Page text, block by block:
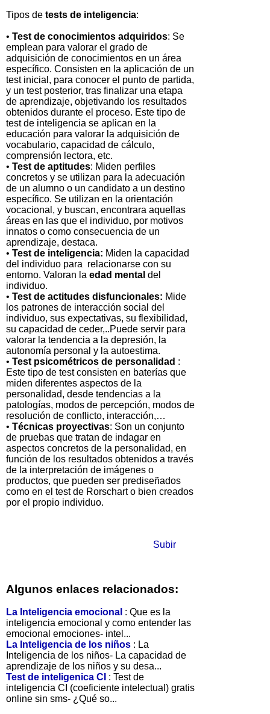
Tipos de tests de inteligencia:
• Test de conocimientos adquiridos: Se
emplean para valorar el grado de
adquisición de conocimientos en un área
específico. Consisten en la aplicación de un
test inicial, para conocer el punto de partida,
y un test posterior, tras finalizar una etapa
de aprendizaje, objetivando los resultados
obtenidos durante el proceso. Este tipo de
test de inteligencia se aplican en la
educación para valorar la adquisición de
vocabulario, capacidad de cálculo,
comprensión lectora, etc.
• Test de aptitudes: Miden perfiles
concretos y se utilizan para la adecuación
de un alumno o un candidato a un destino
específico. Se utilizan en la orientación
vocacional, y buscan, encontrara aquellas
áreas en las que el individuo, por motivos
innatos o como consecuencia de un
aprendizaje, destaca.
• Test de inteligencia: Miden la capacidad
del individuo para relacionarse con su
entorno. Valoran la edad mental del
individuo.
• Test de actitudes disfuncionales: Mide
los patrones de interacción social del
individuo, sus expectativas, su flexibilidad,
su capacidad de ceder,..Puede servir para
valorar la tendencia a la depresión, la
autonomía personal y la autoestima.
• Test psicométricos de personalidad :
Este tipo de test consisten en baterías que
miden diferentes aspectos de la
personalidad, desde tendencias a la
patologías, modos de percepción, modos de
resolución de conflicto, interacción,…
• Técnicas proyectivas: Son un conjunto
de pruebas que tratan de indagar en
aspectos concretos de la personalidad, en
función de los resultados obtenidos a través
de la interpretación de imágenes o
productos, que pueden ser prediseñados
como en el test de Rorschart o bien creados
por el propio individuo.
Subir
Algunos enlaces relacionados:
La Inteligencia emocional : Que es la
inteligencia emocional y como entender las
emocional emociones- intel...
La Inteligencia de los niños : La
Inteligencia de los niños- La capacidad de
aprendizaje de los niños y su desa...
Test de inteligenica CI : Test de
inteligencia CI (coeficiente intelectual) gratis
online sin sms- ¿Qué so...